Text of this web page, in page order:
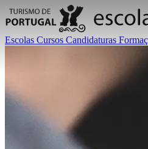
Escolas Cursos Candidaturas